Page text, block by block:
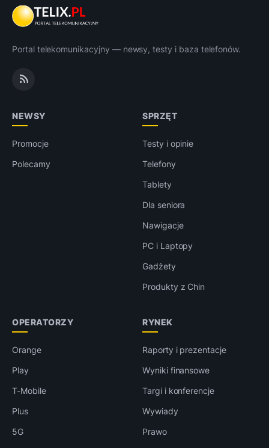
Portal telekomunikacyjny — newsy, testy i baza telefonów.
NEWSY
Promocje
Polecamy
SPRZĘT
Testy i opinie
Telefony
Tablety
Dla seniora
Nawigacje
PC i Laptopy
Gadżety
Produkty z Chin
OPERATORZY
Orange
Play
T-Mobile
Plus
5G
RYNEK
Raporty i prezentacje
Wyniki finansowe
Targi i konferencje
Wywiady
Prawo